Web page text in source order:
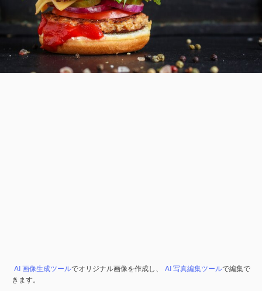
AI 画像生成ツールでオリジナル画像を作成し、 AI 写真編集ツールで編集で
きます。